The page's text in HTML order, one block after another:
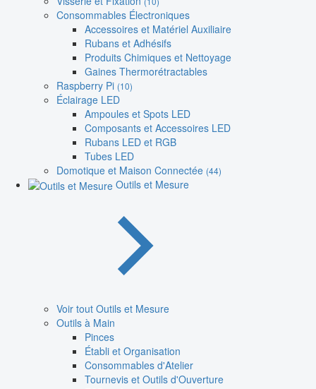
Consommables Électroniques
Accessoires et Matériel Auxiliaire
Rubans et Adhésifs
Produits Chimiques et Nettoyage
Gaines Thermorétractables
Raspberry Pi (10)
Éclairage LED
Ampoules et Spots LED
Composants et Accessoires LED
Rubans LED et RGB
Tubes LED
Domotique et Maison Connectée (44)
Outils et Mesure
Voir tout Outils et Mesure
Outils à Main
Pinces
Établi et Organisation
Consommables d'Atelier
Tournevis et Outils d'Ouverture